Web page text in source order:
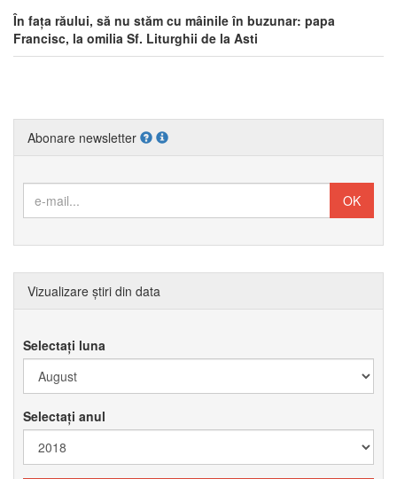
În fața răului, să nu stăm cu mâinile în buzunar: papa
Francisc, la omilia Sf. Liturghii de la Asti
Abonare newsletter
Vizualizare știri din data
Selectați luna
Selectați anul